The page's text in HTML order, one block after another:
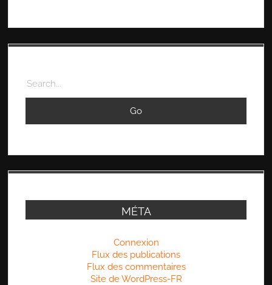
Search
MÉTA
Connexion
Flux des publications
Flux des commentaires
Site de WordPress-FR